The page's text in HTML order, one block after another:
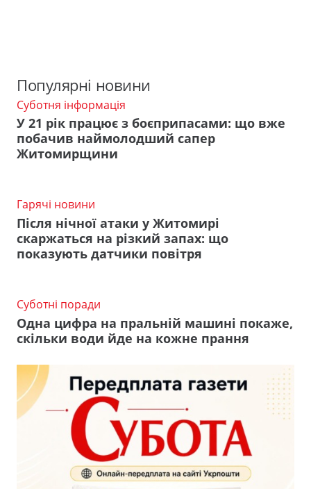
Популярні новини
Суботня інформація
У 21 рік працює з боєприпасами: що вже
побачив наймолодший сапер
Житомирщини
Гарячі новини
Після нічної атаки у Житомирі
скаржаться на різкий запах: що
показують датчики повітря
Суботні поради
Одна цифра на пральній машині покаже,
скільки води йде на кожне прання